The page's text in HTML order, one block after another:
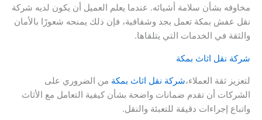
مخاوفه بشأن سلامة أشيائه. عندما يعلم العميل أن يكون لديه شركة
نقل عفش بمكة تعمل بجد وشفافية، فإن ذلك يمنحه شعورًا بالأمان
والثقة في الخدمات التي يتلقاها.
شركة نقل اثاث بمكة
لتعزيز ثقة العملاء،شركة نقل اثاث بمكة من الضروري على
الشركات أن تقدم ضمانات واضحة بشأن كيفية التعامل مع الأثاث
واتباع إجراءات دقيقة للتعبئة والنقل.